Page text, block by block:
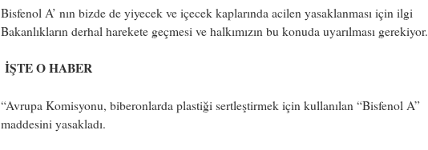
Bisfenol A’ nın bizde de yiyecek ve içecek kaplarında acilen yasaklanması için ilgi
Bakanlıkların derhal harekete geçmesi ve halkımızın bu konuda uyarılması gerekiyor.
İŞTE O HABER
“Avrupa Komisyonu, biberonlarda plastiği sertleştirmek için kullanılan “Bisfenol A”
maddesini yasakladı.